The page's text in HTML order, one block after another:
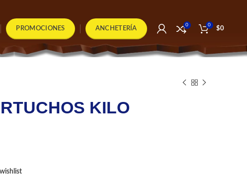
PROMOCIONES ANCHETERÍA
0 0
$0
KILO